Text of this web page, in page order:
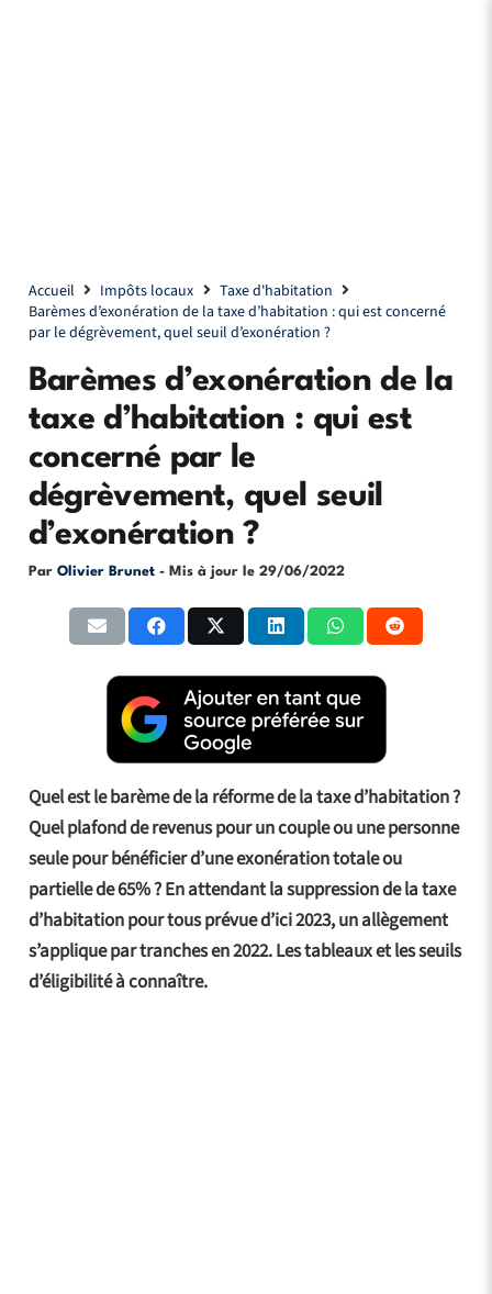
Accueil Impôts locaux
Taxe d'habitation
Barèmes d’exonération de la taxe d’habitation : qui est concerné
par le dégrèvement, quel seuil d’exonération ?
Barèmes d’exonération de la
taxe d’habitation : qui est
concerné par le
dégrèvement, quel seuil
d’exonération ?
Par Olivier Brunet - Mis à jour le 29/06/2022
Quel est le barème de la réforme de la taxe d’habitation ?
Quel plafond de revenus pour un couple ou une personne
seule pour bénéficier d’une exonération totale ou
partielle de 65% ? En attendant la suppression de la taxe
d’habitation pour tous prévue d’ici 2023, un allègement
s’applique par tranches en 2022. Les tableaux et les seuils
d’éligibilité à connaître.